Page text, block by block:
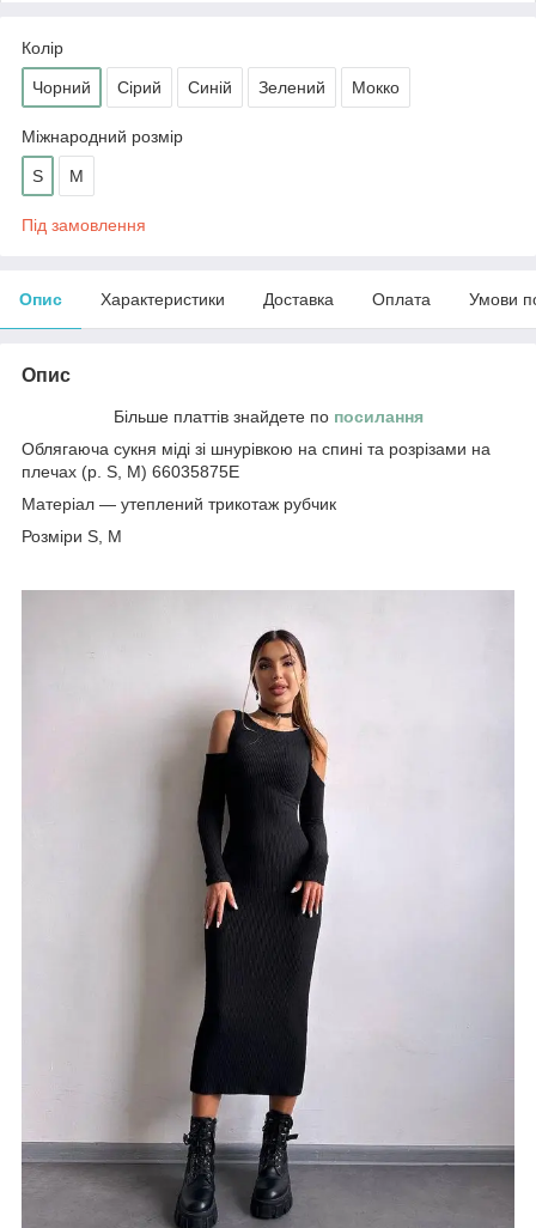
Колір
Чорний Сірий Синій Зелений Мокко
Міжнародний розмір
S М
Під замовлення
Опис Характеристики Доставка Оплата Умови
Опис
Більше платтів знайдете по посилання
Облягаюча сукня міді зі шнурівкою на спині та розрізами на
плечах (р. S, M) 66035875Е
Матеріал — утеплений трикотаж рубчик
Розміри S, М